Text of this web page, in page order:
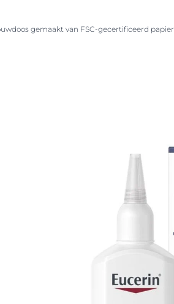
gemaakt van FSC-gecertificeerd papier